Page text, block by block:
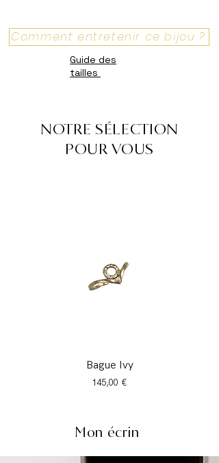
Comment entretenir ce bijou ?
Guide des
tailles
NOTRE SÉLECTION
POUR VOUS
Bague Ivy
Prix
145,00 €
Mon écrin